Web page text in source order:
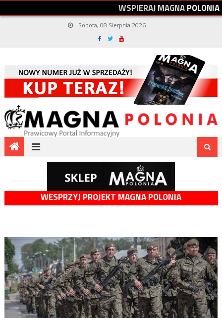
WSPIERAJMAGNAPOLONIA
Sobota, 08 Sierpnia 2026
WESPRZYJ PROJEKT MAGNA POLONIA